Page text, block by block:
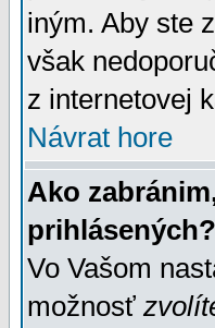
iným. Aby ste
však
z internetovej
Návrat hore
Ako
prihlásených?
Vo Vašom
možnosť